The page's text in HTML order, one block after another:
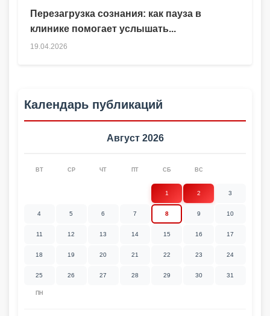
Перезагрузка сознания: как пауза в
клинике помогает услышать...
19.04.2026
Календарь публикаций
Август 2026
ПН
ВТ СР ЧТ ПТ СБ ВС
1 2 3
4 5 6 7 8 9 10
11 12 13 14 15 16 17
18 19 20 21 22 23 24
25 26 27 28 29 30 31